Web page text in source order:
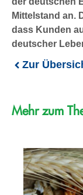
Mittelstand an.
dass Kunden
deutscher
Zur
Mehr zum